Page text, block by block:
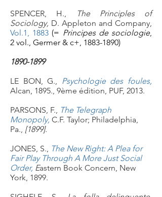
SPENCER, H.,
The Principles of
Sociology, D. Appleton and Company,
Vol.1, 1883 (= Principes de sociologie,
2 vol., Germer & c+, 1883-1890)
1890-1899
LE BON, G., Psychologie des foules,
Alcan, 1895., 9ème édition, PUF, 2013.
PARSONS, F., The Telegraph
Monopoly, C.F. Taylor; Philadelphia,
Pa., [1899].
JONES, S., The New Right: A Plea for
Fair Play Through A More Just Social
Order, Eastern Book Concern, New
York, 1899.